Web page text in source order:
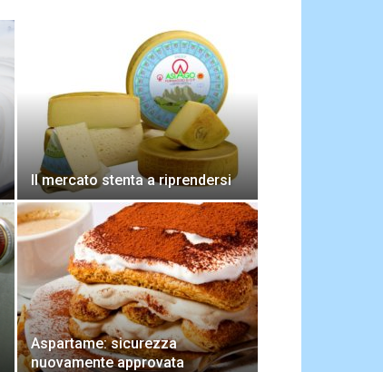
Il mercato stenta a riprendersi
Aspartame: sicurezza
nuovamente approvata